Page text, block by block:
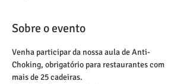
Sobre o evento
Venha participar da nossa aula de Anti-
Choking, obrigatório para restaurantes com
mais de 25 cadeiras.